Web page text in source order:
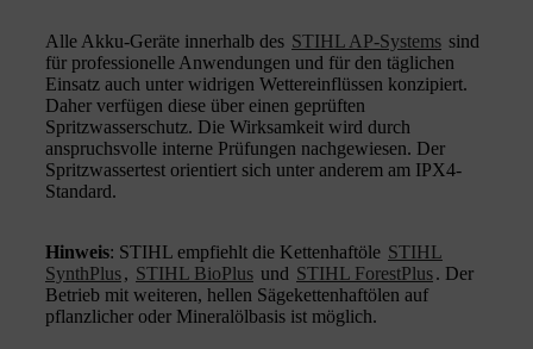
Alle Akku-Geräte innerhalb des STIHL AP-Systems sind
für professionelle Anwendungen und für den täglichen
Einsatz auch unter widrigen Wettereinflüssen konzipiert.
Daher verfügen diese über einen geprüften
Spritzwasserschutz. Die Wirksamkeit wird durch
anspruchsvolle interne Prüfungen nachgewiesen. Der
Spritzwassertest orientiert sich unter anderem am IPX4-
Standard.
Hinweis: STIHL empfiehlt die Kettenhaftöle STIHL
SynthPlus, STIHL BioPlus und STIHL ForestPlus. Der
Betrieb mit weiteren, hellen Sägekettenhaftölen auf
pflanzlicher oder Mineralölbasis ist möglich.